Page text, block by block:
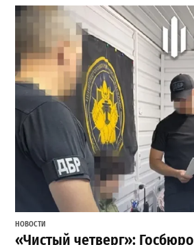
НОВОСТИ
«Чистый четверг»: Госбюро